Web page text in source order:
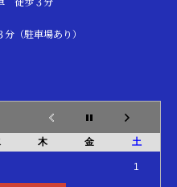
（駐車場あり）
木 金 土
1